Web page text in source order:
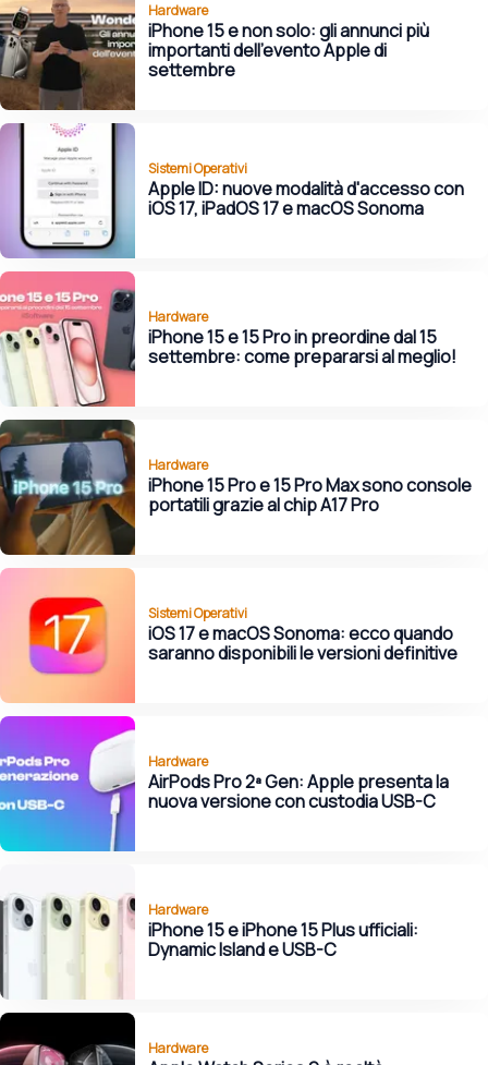
Hardware
iPhone 15 e non solo: gli annunci più
importanti dell'evento Apple di
settembre
Sistemi Operativi
Apple ID: nuove modalità d'accesso con
iOS 17, iPadOS 17 e macOS Sonoma
Hardware
iPhone 15 e 15 Pro in preordine dal 15
settembre: come prepararsi al meglio!
Hardware
iPhone 15 Pro e 15 Pro Max sono console
portatili grazie al chip A17 Pro
Sistemi Operativi
iOS 17 e macOS Sonoma: ecco quando
saranno disponibili le versioni definitive
Hardware
AirPods Pro 2ª Gen: Apple presenta la
nuova versione con custodia USB-C
Hardware
iPhone 15 e iPhone 15 Plus ufficiali:
Dynamic Island e USB-C
Hardware